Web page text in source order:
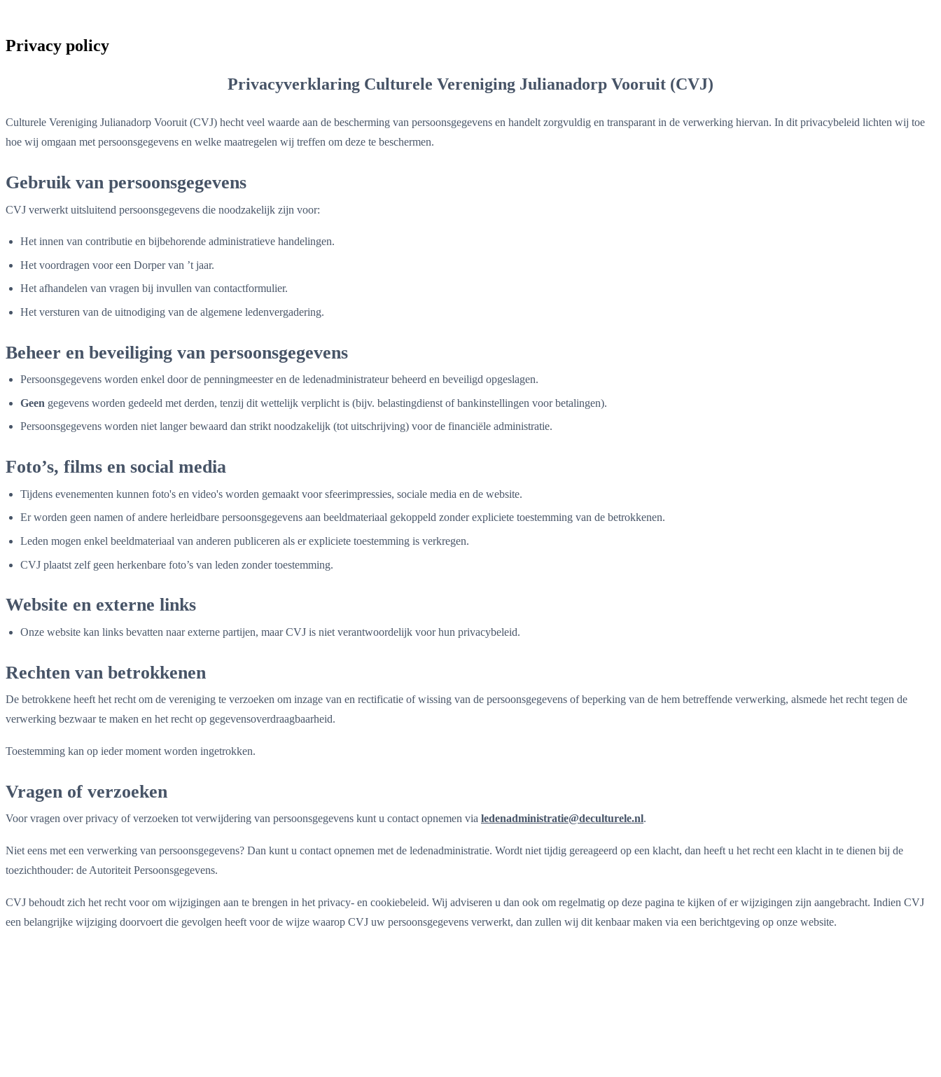
Privacy policy
Privacyverklaring Culturele Vereniging Julianadorp Vooruit (CVJ)
Culturele Vereniging Julianadorp Vooruit (CVJ) hecht veel waarde aan de bescherming van persoonsgegevens en handelt zorgvuldig en transparant in de verwerking hiervan. In dit privacybeleid lichten wij toe
hoe wij omgaan met persoonsgegevens en welke maatregelen wij treffen om deze te beschermen.
Gebruik van persoonsgegevens
CVJ verwerkt uitsluitend persoonsgegevens die noodzakelijk zijn voor:
Het innen van contributie en bijbehorende administratieve handelingen.
Het voordragen voor een Dorper van ’t jaar.
Het afhandelen van vragen bij invullen van contactformulier.
Het versturen van de uitnodiging van de algemene ledenvergadering.
Beheer en beveiliging van persoonsgegevens
Persoonsgegevens worden enkel door de penningmeester en de ledenadministrateur beheerd en beveiligd opgeslagen.
Geen gegevens worden gedeeld met derden, tenzij dit wettelijk verplicht is (bijv. belastingdienst of bankinstellingen voor betalingen).
Persoonsgegevens worden niet langer bewaard dan strikt noodzakelijk (tot uitschrijving) voor de financiële administratie.
Foto’s, films en social media
Tijdens evenementen kunnen foto's en video's worden gemaakt voor sfeerimpressies, sociale media en de website.
Er worden geen namen of andere herleidbare persoonsgegevens aan beeldmateriaal gekoppeld zonder expliciete toestemming van de betrokkenen.
Leden mogen enkel beeldmateriaal van anderen publiceren als er expliciete toestemming is verkregen.
CVJ plaatst zelf geen herkenbare foto’s van leden zonder toestemming.
Website en externe links
Onze website kan links bevatten naar externe partijen, maar CVJ is niet verantwoordelijk voor hun privacybeleid.
Rechten van betrokkenen
De betrokkene heeft het recht om de vereniging te verzoeken om inzage van en rectificatie of wissing van de persoonsgegevens of beperking van de hem betreffende verwerking, alsmede het recht tegen de
verwerking bezwaar te maken en het recht op gegevensoverdraagbaarheid.
Toestemming kan op ieder moment worden ingetrokken.
Vragen of verzoeken
Voor vragen over privacy of verzoeken tot verwijdering van persoonsgegevens kunt u contact opnemen via ledenadministratie@deculturele.nl.
Niet eens met een verwerking van persoonsgegevens? Dan kunt u contact opnemen met de ledenadministratie. Wordt niet tijdig gereageerd op een klacht, dan heeft u het recht een klacht in te dienen bij de
toezichthouder: de Autoriteit Persoonsgegevens.
CVJ behoudt zich het recht voor om wijzigingen aan te brengen in het privacy- en cookiebeleid. Wij adviseren u dan ook om regelmatig op deze pagina te kijken of er wijzigingen zijn aangebracht. Indien CVJ
een belangrijke wijziging doorvoert die gevolgen heeft voor de wijze waarop CVJ uw persoonsgegevens verwerkt, dan zullen wij dit kenbaar maken via een berichtgeving op onze website.